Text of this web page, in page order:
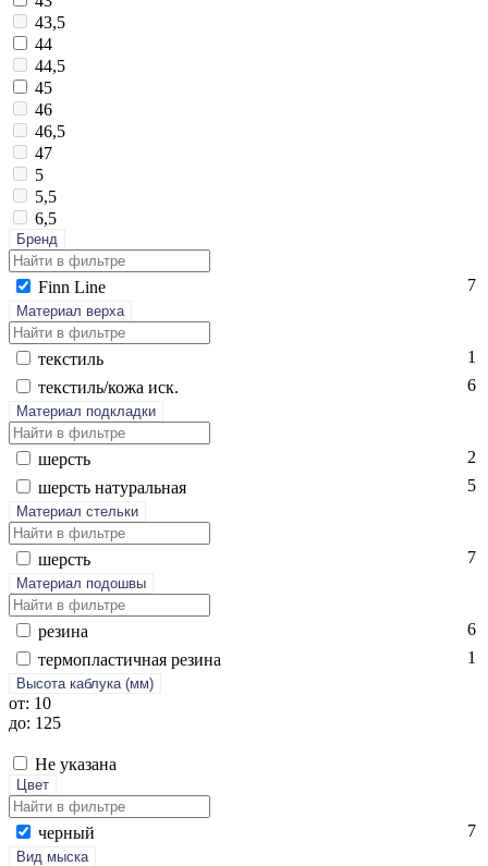
43,5
44
44,5
45
46
46,5
47
5
5,5
6,5
Бренд
Finn Li­ne 7
Материал верха
текс­тиль
1
текс­тиль/ко­жа иск.
6
Материал подкладки
шерсть
2
шерсть на­тураль­ная
5
Материал стельки
шерсть 7
Материал подошвы
ре­зина
6
тер­моплас­тичная ре­зина
1
Высота каблука (мм)
от: 10
до: 125
Не указана
Цвет
чер­ный 7
Вид мыска